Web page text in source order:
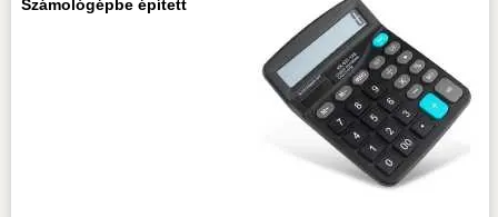
Számológépbe épített